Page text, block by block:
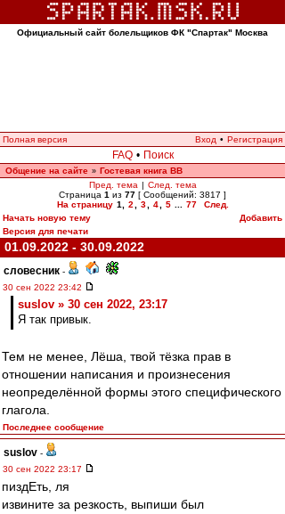
Официальный сайт болельщиков ФК "Спартак" Москва
Полная версия Вход • Регистрация
FAQ • Поиск
Общение на сайте » Гостевая книга ВВ
Пред. тема | След. тема
Страница 1 из 77 [ Сообщений: 3817 ]
На страницу 1 2 3 4 5 77
След.
Начать новую тему
Добавить
Версия для печати
01.09.2022 - 30.09.2022
словесник -
30 сен 2022 23:42
suslov » 30 сен 2022, 23:17
Я так привык.
Тем не менее, Лёша, твой тёзка прав в
отношении написания и произнесения
неопределённой формы этого специфического
глагола.
Последнее сообщение
suslov -
30 сен 2022 23:17
пиздЕть, ля
извините за резкость, выпиши был